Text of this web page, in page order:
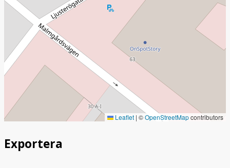
Leaflet | ©OpenStreetMapcontributors
Exportera